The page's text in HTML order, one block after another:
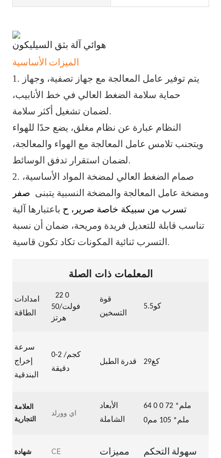
هوائي آلة بثق السيليكون
الميزات الأساسية
1. يتم توفير عامل المعالجة مع جهاز تصفية، وجهاز
حماية سلامة الضغط العالي في خط الأنابيب،
لضمان تشغيل أكثر سلامة.
النظام عبارة عن نظام مغلق، يضع حدًا للهواء
ويتجنب تلامس عامل المعالجة مع الهواء والمعالجة،
لضمان استقرار تدفق الوسائط.
2. صمام الضغط العالي لمضخة المواد الأساسية،
ومضخة عامل المعالجة والمضخة النسبية يتبنى صفر
تسرب من سبيكة خاصة صرير، ح باعتبارها آلية
تناسب قابلة للتعديل فريدة ومريحة، ضمان أن نسبة
التسرب ثنائية المكونات تكاد تكون قاسية.
المعلمات ذات الصلة
امدادات
الطاقة
22 0
فولت/50
هرتز
قوة
التسخين
كو5.5
سرعة
إخراج
البندقية
0-2 كجم/
دقيقة
قدرة الطبل كغ29
العلامة
التجارية
اي وورلد
الأبعاد
الشاملة
64 0 ملم* 72
0
ملم* 105 مم0
شهادة CE مميزات سهولة التحكم